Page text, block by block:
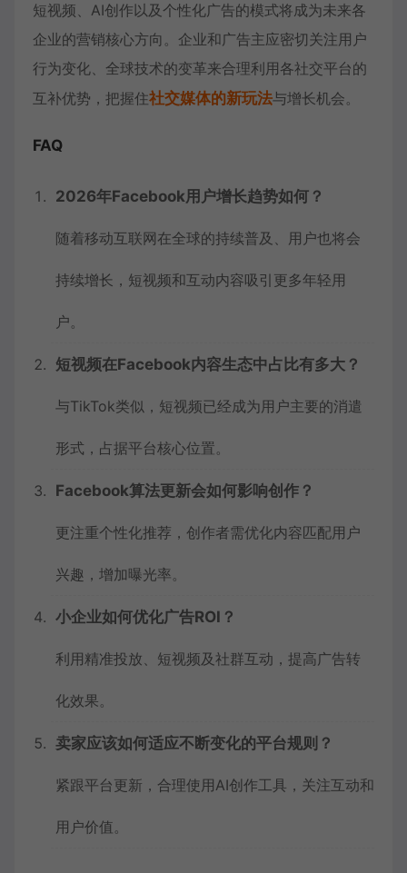
短视频、AI创作以及个性化广告的模式将成为未来各
企业的营销核心方向。企业和广告主应密切关注用户
行为变化、全球技术的变革来合理利用各社交平台的
互补优势，把握住社交媒体的新玩法与增长机会。
FAQ
2026年Facebook用户增长趋势如何？
随着移动互联网在全球的持续普及、用户也将会
持续增长，短视频和互动内容吸引更多年轻用
户。
短视频在Facebook内容生态中占比有多大？
与TikTok类似，短视频已经成为用户主要的消遣
形式，占据平台核心位置。
Facebook算法更新会如何影响创作？
更注重个性化推荐，创作者需优化内容匹配用户
兴趣，增加曝光率。
小企业如何优化广告ROI？
利用精准投放、短视频及社群互动，提高广告转
化效果。
卖家应该如何适应不断变化的平台规则？
紧跟平台更新，合理使用AI创作工具，关注互动和
用户价值。